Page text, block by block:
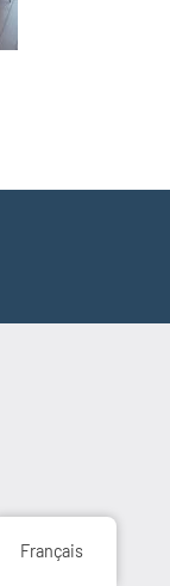
Français